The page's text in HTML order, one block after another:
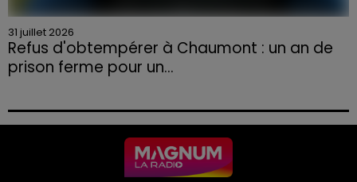
31 juillet 2026
Refus d'obtempérer à Chaumont : un an de
prison ferme pour un...
permis et la confiscation de son véhicule.